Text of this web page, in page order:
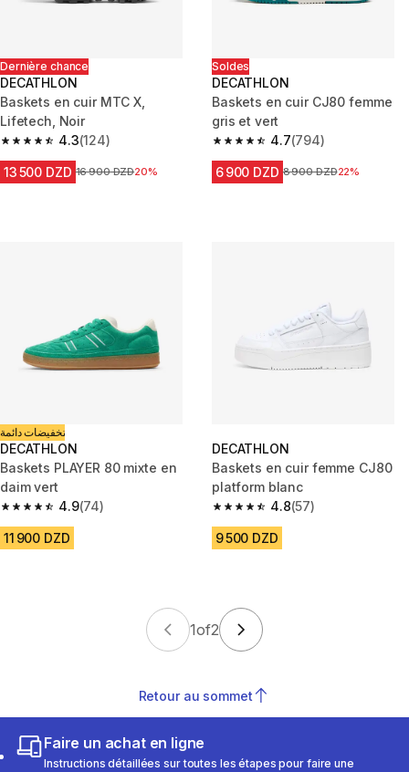
Dernière chance
DECATHLON
Baskets en cuir MTC X,
Lifetech, Noir
4.3
4.3 out of 5 stars from 124 reviews
(124)
13 500 DZD Prix avant la réduction
16 900 DZD20%
Soldes
DECATHLON
Baskets en cuir CJ80 femme
gris et vert
4.7
4.7 out of 5 stars from 794
(794)
6 900 DZD Prix avant la réduction
8 900 DZD22%
تخفيضات دائمة
DECATHLON
Baskets PLAYER 80 mixte en
daim vert
4.9
4.9 out of 5 stars from 74 reviews
(74)
11 900 DZD
DECATHLON
Baskets en cuir femme CJ80
platform blanc
4.8
4.8 out of 5 stars from 57
(57)
9 500 DZD
1of2
Retour au sommet
Faire un achat en ligne
Instructions détaillées sur toutes les étapes pour faire une